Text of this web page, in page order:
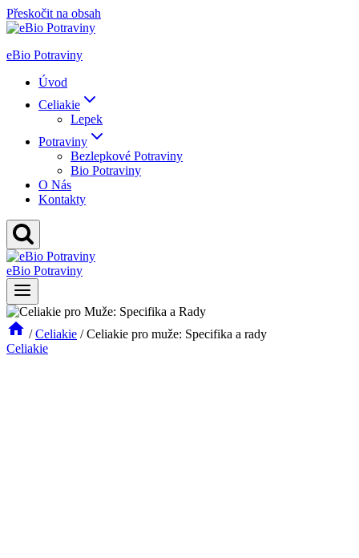
Přeskočit na obsah
eBio Potraviny
Úvod
Celiakie
Lepek
Potraviny
Bezlepkové Potraviny
Bio Potraviny
O Nás
Kontakty
eBio Potraviny
/ Celiakie / Celiakie pro muže: Specifika a rady
Celiakie